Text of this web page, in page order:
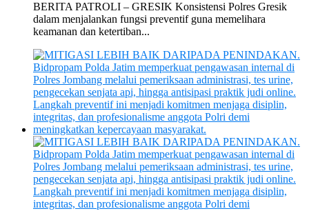
BERITA PATROLI – GRESIK Konsistensi Polres Gresik
dalam menjalankan fungsi preventif guna memelihara
keamanan dan ketertiban...